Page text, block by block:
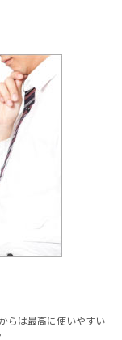
らは最高に使いやすい